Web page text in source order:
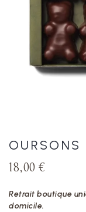
18,00 €
Retrait boutique
domicile.